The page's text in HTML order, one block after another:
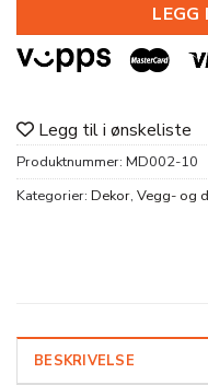
LEGG
Legg til i ønskeliste
Produktnummer: MD002-10
Kategorier: Dekor, Vegg- og
BESKRIVELSE